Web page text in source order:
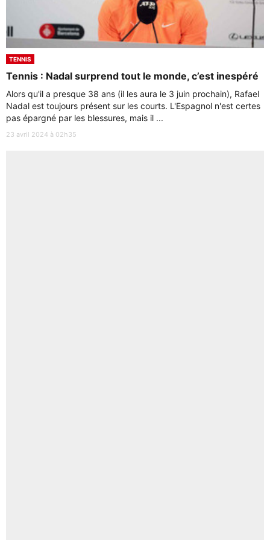
TENNIS
Tennis : Nadal surprend tout le monde, c’est inespéré
Alors qu'il a presque 38 ans (il les aura le 3 juin prochain), Rafael
Nadal est toujours présent sur les courts. L'Espagnol n'est certes
pas épargné par les blessures, mais il ...
23 avril 2024 à 02h35